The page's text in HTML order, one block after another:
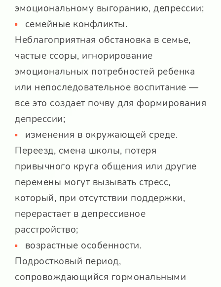
эмоциональному выгоранию, депрессии;
семейные конфликты.
Неблагоприятная обстановка в семье,
частые ссоры, игнорирование
эмоциональных потребностей ребенка
или непоследовательное воспитание —
все это создает почву для формирования
депрессии;
изменения в окружающей среде.
Переезд, смена школы, потеря
привычного круга общения или другие
перемены могут вызывать стресс,
который, при отсутствии поддержки,
перерастает в депрессивное
расстройство;
возрастные особенности.
Подростковый период,
сопровождающийся гормональными